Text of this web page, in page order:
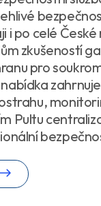
i po celé
zkušeností
pro
Pultu